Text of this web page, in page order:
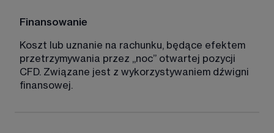
Finansowanie
Koszt lub uznanie na rachunku, będące efektem
przetrzymywania przez „noc” otwartej pozycji
CFD. Związane jest z wykorzystywaniem dźwigni
finansowej.